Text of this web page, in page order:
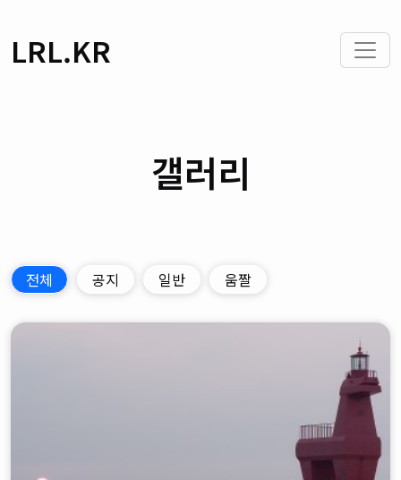
LRL.KR
갤러리
전체 공지 일반 움짤